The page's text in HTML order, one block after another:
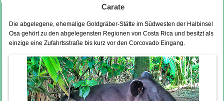
Carate
Die abgelegene, ehemalige Goldgräber-Stätte im Südwesten der Halbinsel
Osa gehört zu den abgelegensten Regionen von Costa Rica und besitzt als
einzige eine Zufahrtsstraße bis kurz vor den Corcovado Eingang.